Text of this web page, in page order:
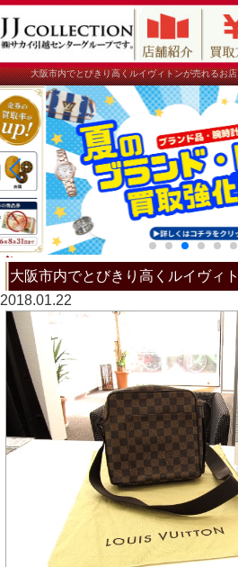
大阪市内でとびきり高くルイヴィトンが売れるお
大阪市内でとびきり高くルイヴィ
2018.01.22